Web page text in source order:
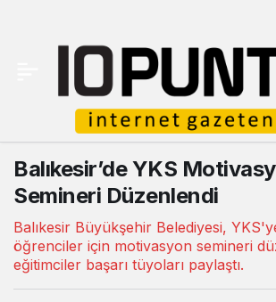
Balıkesir’de YKS
Semineri Düzenlendi
Balıkesir Büyükşehir Belediyesi,
öğrenciler için motivasyon semineri
eğitimciler başarı tüyoları paylaştı.